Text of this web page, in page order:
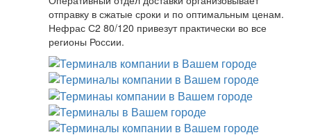
отправку в сжатые сроки и по оптимальным ценам.
Нефрас С2 80/120 привезут практически во все
регионы России.